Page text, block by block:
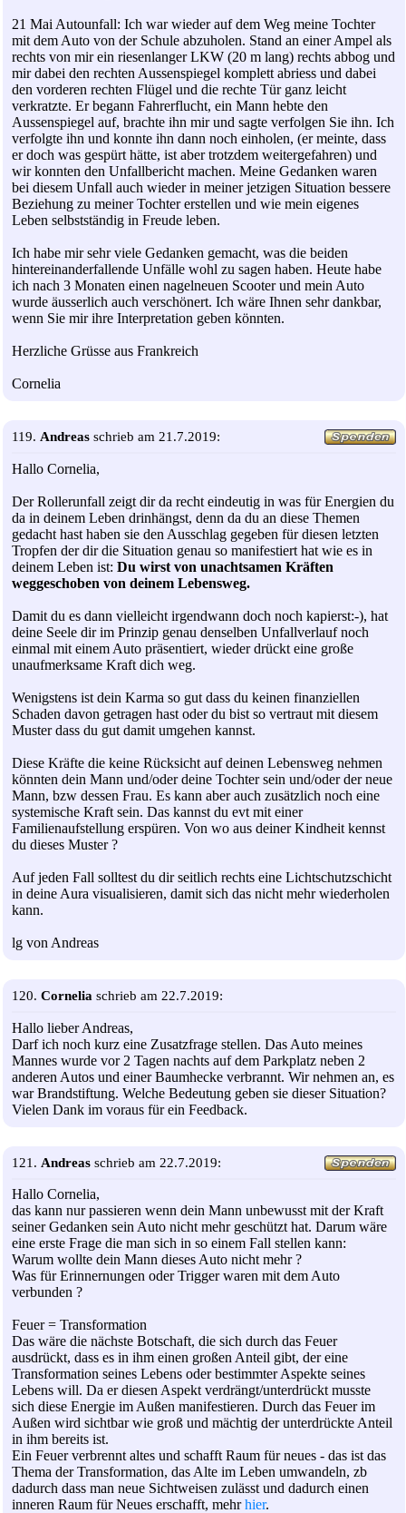
21 Mai Autounfall: Ich war wieder auf dem Weg meine Tochter
mit dem Auto von der Schule abzuholen. Stand an einer Ampel als
rechts von mir ein riesenlanger LKW (20 m lang) rechts abbog und
mir dabei den rechten Aussenspiegel komplett abriess und dabei
den vorderen rechten Flügel und die rechte Tür ganz leicht
verkratzte. Er begann Fahrerflucht, ein Mann hebte den
Aussenspiegel auf, brachte ihn mir und sagte verfolgen Sie ihn. Ich
verfolgte ihn und konnte ihn dann noch einholen, (er meinte, dass
er doch was gespürt hätte, ist aber trotzdem weitergefahren) und
wir konnten den Unfallbericht machen. Meine Gedanken waren
bei diesem Unfall auch wieder in meiner jetzigen Situation bessere
Beziehung zu meiner Tochter erstellen und wie mein eigenes
Leben selbstständig in Freude leben.
Ich habe mir sehr viele Gedanken gemacht, was die beiden
hintereinanderfallende Unfälle wohl zu sagen haben. Heute habe
ich nach 3 Monaten einen nagelneuen Scooter und mein Auto
wurde äusserlich auch verschönert. Ich wäre Ihnen sehr dankbar,
wenn Sie mir ihre Interpretation geben könnten.
Herzliche Grüsse aus Frankreich
Cornelia
119. Andreas schrieb am 21.7.2019:
Hallo Cornelia,
Der Rollerunfall zeigt dir da recht eindeutig in was für Energien du
da in deinem Leben drinhängst, denn da du an diese Themen
gedacht hast haben sie den Ausschlag gegeben für diesen letzten
Tropfen der dir die Situation genau so manifestiert hat wie es in
deinem Leben ist: Du wirst von unachtsamen Kräften
weggeschoben von deinem Lebensweg.
Damit du es dann vielleicht irgendwann doch noch kapierst:-), hat
deine Seele dir im Prinzip genau denselben Unfallverlauf noch
einmal mit einem Auto präsentiert, wieder drückt eine große
unaufmerksame Kraft dich weg.
Wenigstens ist dein Karma so gut dass du keinen finanziellen
Schaden davon getragen hast oder du bist so vertraut mit diesem
Muster dass du gut damit umgehen kannst.
Diese Kräfte die keine Rücksicht auf deinen Lebensweg nehmen
könnten dein Mann und/oder deine Tochter sein und/oder der neue
Mann, bzw dessen Frau. Es kann aber auch zusätzlich noch eine
systemische Kraft sein. Das kannst du evt mit einer
Familienaufstellung erspüren. Von wo aus deiner Kindheit kennst
du dieses Muster ?
Auf jeden Fall solltest du dir seitlich rechts eine Lichtschutzschicht
in deine Aura visualisieren, damit sich das nicht mehr wiederholen
kann.
lg von Andreas
120. Cornelia schrieb am 22.7.2019:
Hallo lieber Andreas,
Darf ich noch kurz eine Zusatzfrage stellen. Das Auto meines
Mannes wurde vor 2 Tagen nachts auf dem Parkplatz neben 2
anderen Autos und einer Baumhecke verbrannt. Wir nehmen an, es
war Brandstiftung. Welche Bedeutung geben sie dieser Situation?
Vielen Dank im voraus für ein Feedback.
121. Andreas schrieb am 22.7.2019:
Hallo Cornelia,
das kann nur passieren wenn dein Mann unbewusst mit der Kraft
seiner Gedanken sein Auto nicht mehr geschützt hat. Darum wäre
eine erste Frage die man sich in so einem Fall stellen kann:
Warum wollte dein Mann dieses Auto nicht mehr ?
Was für Erinnernungen oder Trigger waren mit dem Auto
verbunden ?
Feuer = Transformation
Das wäre die nächste Botschaft, die sich durch das Feuer
ausdrückt, dass es in ihm einen großen Anteil gibt, der eine
Transformation seines Lebens oder bestimmter Aspekte seines
Lebens will. Da er diesen Aspekt verdrängt/unterdrückt musste
sich diese Energie im Außen manifestieren. Durch das Feuer im
Außen wird sichtbar wie groß und mächtig der unterdrückte Anteil
in ihm bereits ist.
Ein Feuer verbrennt altes und schafft Raum für neues - das ist das
Thema der Transformation, das Alte im Leben umwandeln, zb
dadurch dass man neue Sichtweisen zulässt und dadurch einen
inneren Raum für Neues erschafft, mehrhier.